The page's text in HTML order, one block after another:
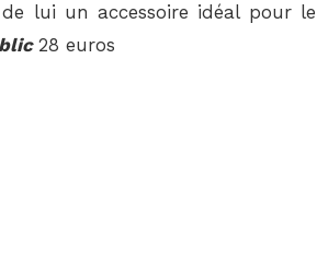
lui un accessoire idéal pour le
28 euros